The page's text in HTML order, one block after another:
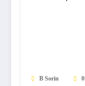
B Sorin 0